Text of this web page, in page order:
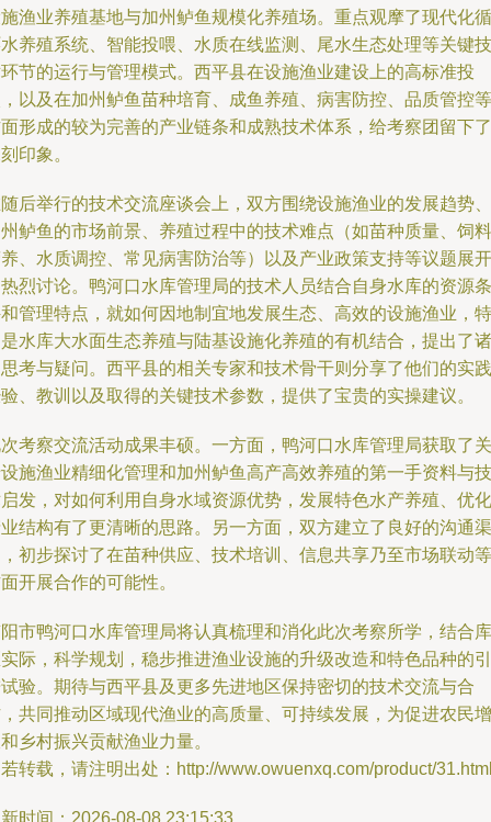
渔业养殖基地与加州鲈鱼规模化养殖场。重点观摩了现代化循
养殖系统、智能投喂、水质在线监测、尾水生态处理等关键技
节的运行与管理模式。西平县在设施渔业建设上的高标准投
以及在加州鲈鱼苗种培育、成鱼养殖、病害防控、品质管控等
形成的较为完善的产业链条和成熟技术体系，给考察团留下了
印象。
后举行的技术交流座谈会上，双方围绕设施渔业的发展趋势、
鲈鱼的市场前景、养殖过程中的技术难点（如苗种质量、饲料
、水质调控、常见病害防治等）以及产业政策支持等议题展开
烈讨论。鸭河口水库管理局的技术人员结合自身水库的资源条
管理特点，就如何因地制宜地发展生态、高效的设施渔业，特
水库大水面生态养殖与陆基设施化养殖的有机结合，提出了诸
考与疑问。西平县的相关专家和技术骨干则分享了他们的实践
、教训以及取得的关键技术参数，提供了宝贵的实操建议。
考察交流活动成果丰硕。一方面，鸭河口水库管理局获取了关
施渔业精细化管理和加州鲈鱼高产高效养殖的第一手资料与技
发，对如何利用自身水域资源优势，发展特色水产养殖、优化
结构有了更清晰的思路。另一方面，双方建立了良好的沟通渠
初步探讨了在苗种供应、技术培训、信息共享乃至市场联动等
开展合作的可能性。
市鸭河口水库管理局将认真梳理和消化此次考察所学，结合库
际，科学规划，稳步推进渔业设施的升级改造和特色品种的引
验。期待与西平县及更多先进地区保持密切的技术交流与合
共同推动区域现代渔业的高质量、可持续发展，为促进农民增
乡村振兴贡献渔业力量。
转载，请注明出处：http://www.owuenxq.com/product/
时间：2026-08-08 23:15:33